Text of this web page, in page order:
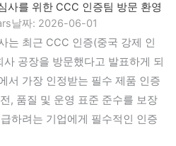
사를 위한 CCC 인증팀 방문 환영
날짜: 2026-06-01
는 최근 CCC 인증(중국 강제 인
공장을 방문했다고 발표하게 되
서 가장 인정받는 필수 제품 인증
, 품질 및 운영 표준 준수를 보장
하려는 기업에게 필수적인 인증